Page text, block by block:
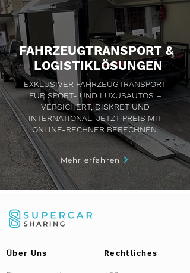
FAHRZEUGTRANSPORT &
LOGISTIKLÖSUNGEN
EXKLUSIVER FAHRZEUGTRANSPORT
FÜR SPORT- UND LUXUSAUTOS –
VERSICHERT, DISKRET UND
INTERNATIONAL. JETZT PREIS MIT
ONLINE-RECHNER BERECHNEN.
Mehr erfahren
Über Uns Rechtliches